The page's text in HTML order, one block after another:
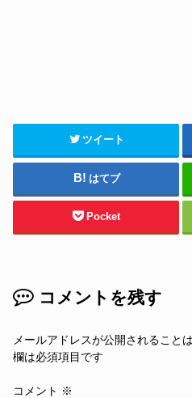
ツイート
はてブ
Pocket
コメントを残す
メールアドレスが公開されること
欄は必須項目です
コメント ※